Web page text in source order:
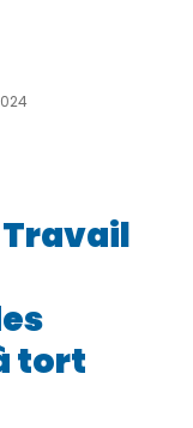
Travail
tort